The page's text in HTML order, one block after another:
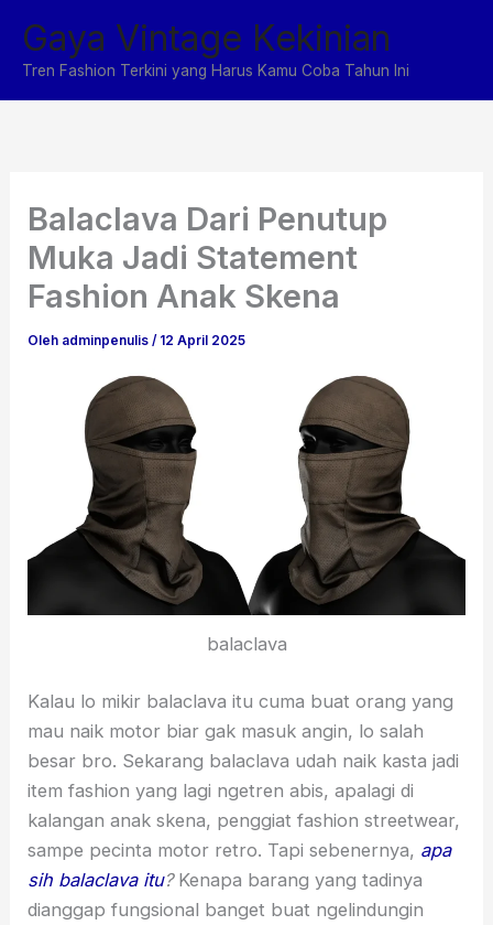
konten
Gaya Vintage Kekinian
Tren Fashion Terkini yang Harus Kamu Coba Tahun Ini
Balaclava Dari Penutup
Muka Jadi Statement
Fashion Anak Skena
Oleh adminpenulis/ 12 April 2025
balaclava
Kalau lo mikir balaclava itu cuma buat orang yang
mau naik motor biar gak masuk angin, lo salah
besar bro. Sekarang balaclava udah naik kasta jadi
item fashion yang lagi ngetren abis, apalagi di
kalangan anak skena, penggiat fashion streetwear,
sampe pecinta motor retro. Tapi sebenernya, apa
sih balaclava itu?Kenapa barang yang tadinya
dianggap fungsional banget buat ngelindungin